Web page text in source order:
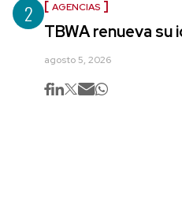
2 AGENCIAS
TBWA renueva su
agosto 5, 2026